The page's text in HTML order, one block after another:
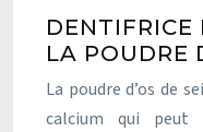
DENTIFRICE
LA POUDRE
La poudre d’os de
calcium qui peut